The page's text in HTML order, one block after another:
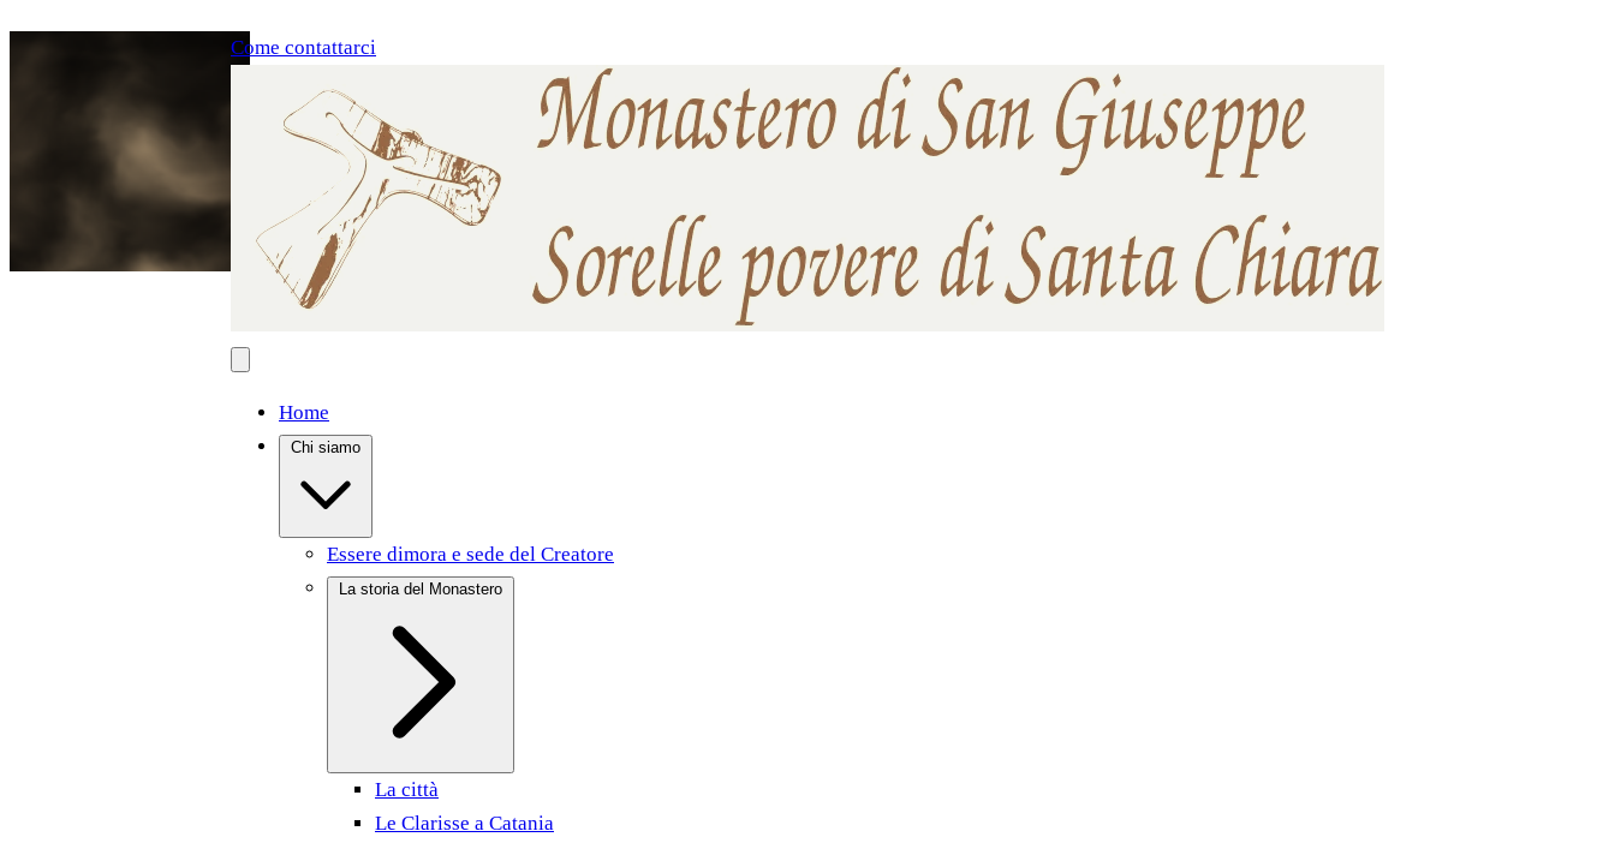
Come contattarci
Home
Essere dimora e sede del Creatore
La città
Le Clarisse a Catania